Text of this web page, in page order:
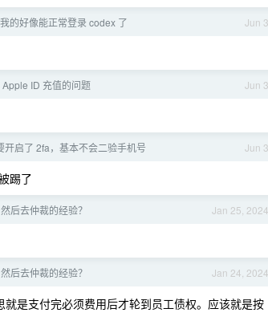
Jun 3
的好像能正常登录 codex 了
Jun 3
ID 充值的问题
Jun 3
启了 2fa，基本不会二验手机号
踢了
Jan 25, 2024
后去仲裁的经验？
Jan 24, 2024
后去仲裁的经验？
是支付完必须费用后才轮到员工债权。应该就是按